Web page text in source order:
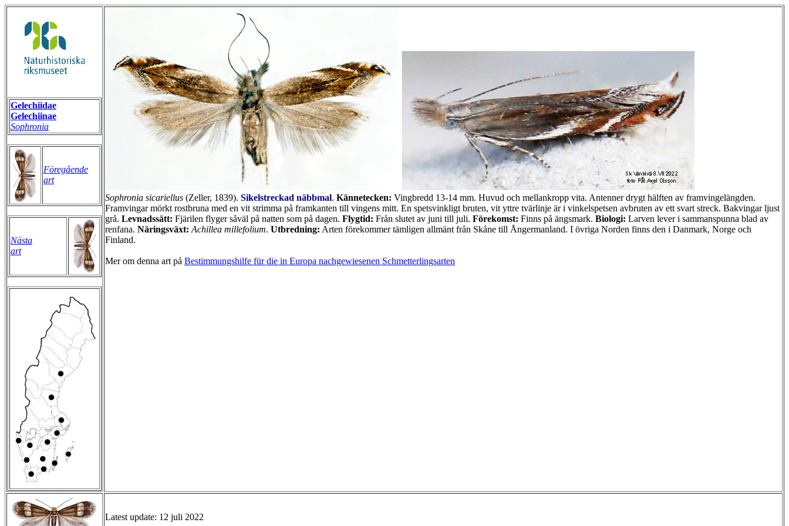
Gelechiidae
Gelechiinae
Sophronia
Föregående
art
Nästa
art
Sophronia sicariellus (Zeller, 1839). Sikelstreckad näbbmal. Kännetecken: Vingbredd 13-14 mm. Huvud och mellankropp vita. Antenner drygt hälften av framvingelängden.
Framvingar mörkt rostbruna med en vit strimma på framkanten till vingens mitt. En spetsvinkligt bruten, vit yttre tvärlinje är i vinkelspetsen avbruten av ett svart streck. Bakvingar ljust
grå. Levnadssätt: Fjärilen flyger såväl på natten som på dagen. Flygtid: Från slutet av juni till juli. Förekomst: Finns på ängsmark. Biologi: Larven lever i sammanspunna blad av
renfana. Näringsväxt: Achillea millefolium. Utbredning: Arten förekommer tämligen allmänt från Skåne till Ångermanland. I övriga Norden finns den i Danmark, Norge och
Finland.
Mer om denna art på Bestimmungshilfe für die in Europa nachgewiesenen Schmetterlingsarten
Latest update: 12 juli 2022